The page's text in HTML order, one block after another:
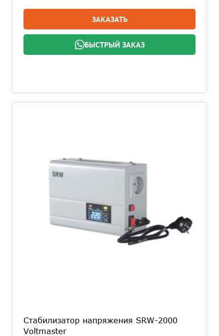
ЗАКАЗАТЬ
БЫСТРЫЙ ЗАКАЗ
Стабилизатор напряжения SRW-2000
Voltmaster